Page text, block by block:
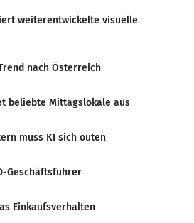
weiterentwickelte visuelle
nach Österreich
beliebte Mittagslokale aus
muss KI sich outen
Geschäftsführer
Einkaufsverhalten